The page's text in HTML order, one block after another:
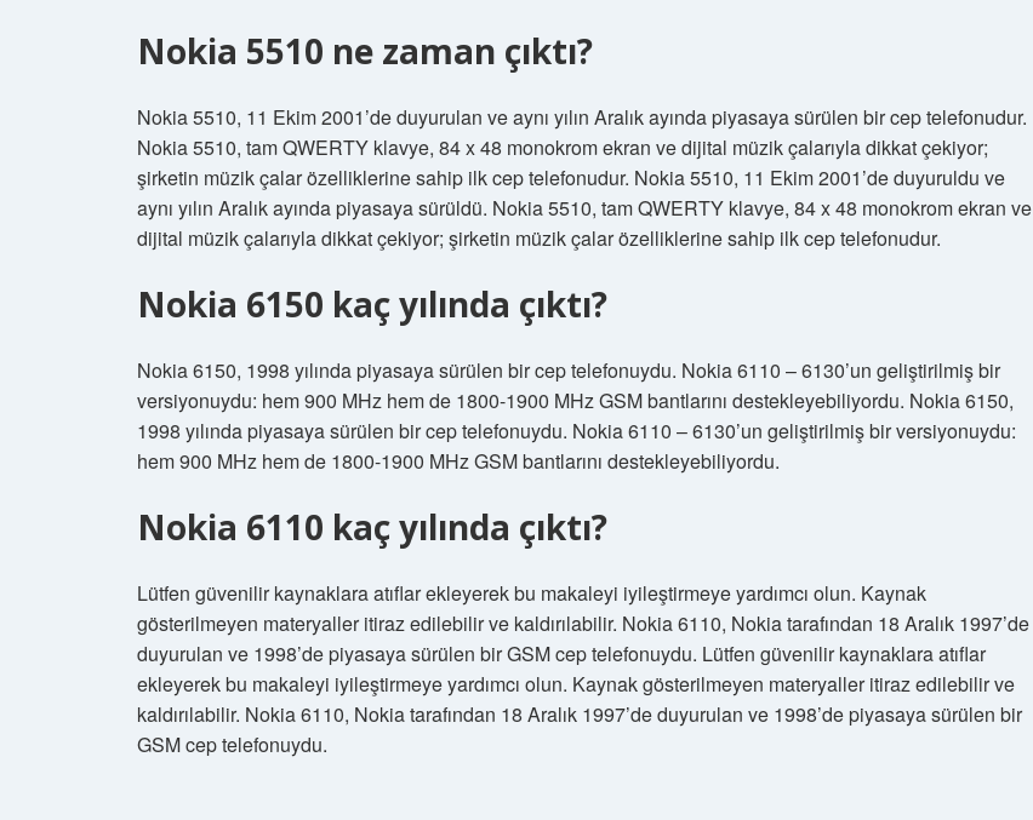
Nokia 5510 ne zaman çıktı?
Nokia 5510, 11 Ekim 2001’de duyurulan ve aynı yılın Aralık ayında piyasaya sürülen bir cep telefonudur.
Nokia 5510, tam QWERTY klavye, 84 x 48 monokrom ekran ve dijital müzik çalarıyla dikkat çekiyor;
şirketin müzik çalar özelliklerine sahip ilk cep telefonudur. Nokia 5510, 11 Ekim 2001’de duyuruldu ve
aynı yılın Aralık ayında piyasaya sürüldü. Nokia 5510, tam QWERTY klavye, 84 x 48 monokrom ekran ve
dijital müzik çalarıyla dikkat çekiyor; şirketin müzik çalar özelliklerine sahip ilk cep telefonudur.
Nokia 6150 kaç yılında çıktı?
Nokia 6150, 1998 yılında piyasaya sürülen bir cep telefonuydu. Nokia 6110 – 6130’un geliştirilmiş bir
versiyonuydu: hem 900 MHz hem de 1800-1900 MHz GSM bantlarını destekleyebiliyordu. Nokia 6150,
1998 yılında piyasaya sürülen bir cep telefonuydu. Nokia 6110 – 6130’un geliştirilmiş bir versiyonuydu:
hem 900 MHz hem de 1800-1900 MHz GSM bantlarını destekleyebiliyordu.
Nokia 6110 kaç yılında çıktı?
Lütfen güvenilir kaynaklara atıflar ekleyerek bu makaleyi iyileştirmeye yardımcı olun. Kaynak
gösterilmeyen materyaller itiraz edilebilir ve kaldırılabilir. Nokia 6110, Nokia tarafından 18 Aralık 1997’de
duyurulan ve 1998’de piyasaya sürülen bir GSM cep telefonuydu. Lütfen güvenilir kaynaklara atıflar
ekleyerek bu makaleyi iyileştirmeye yardımcı olun. Kaynak gösterilmeyen materyaller itiraz edilebilir ve
kaldırılabilir. Nokia 6110, Nokia tarafından 18 Aralık 1997’de duyurulan ve 1998’de piyasaya sürülen bir
GSM cep telefonuydu.